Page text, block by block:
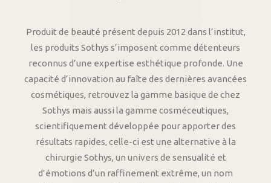
Produit de beauté présent depuis 2012 dans l’institut,
les produits Sothys s’imposent comme détenteurs
reconnus d’une expertise esthétique profonde. Une
capacité d’innovation au faîte des dernières avancées
cosmétiques, retrouvez la gamme basique de chez
Sothys mais aussi la gamme cosméceutiques,
scientifiquement développée pour apporter des
résultats rapides, celle-ci est une alternative à la
chirurgie Sothys, un univers de sensualité et
d’émotions d’un raffinement extrême, un nom